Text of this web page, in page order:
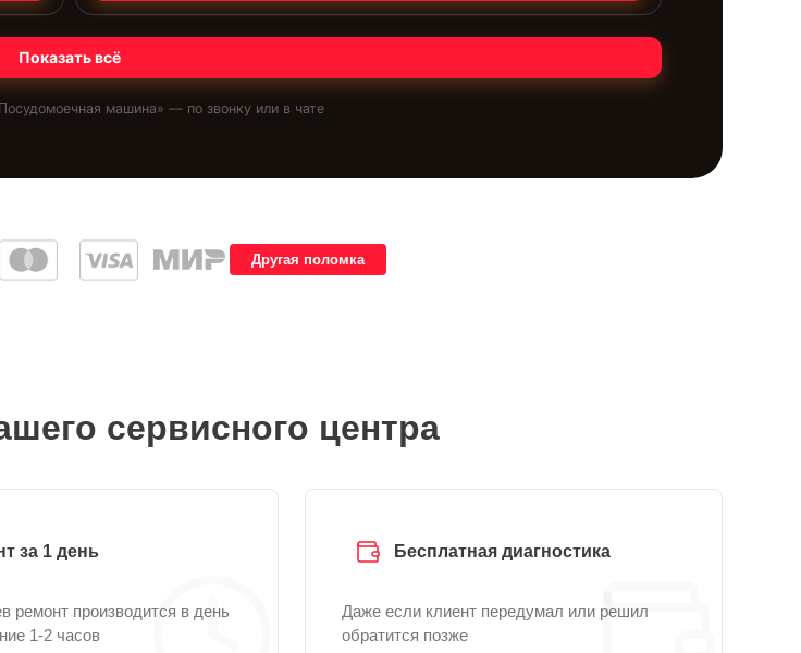
Показать всё
Посудомоечная машина» — по звонку или в чате
Другая поломка
сервисного центра
за 1 день
ремонт производится в день
1-2 часов
Бесплатная диагностика
Даже если клиент передумал или решил
обратится позже